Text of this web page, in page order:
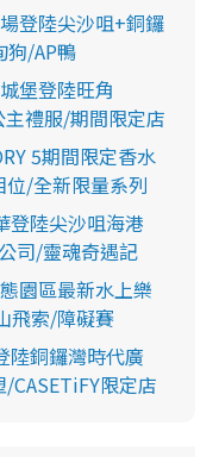
登陸尖沙咀+銅鑼
/AP鴨
堡登陸旺角
禮服/期間限定店
5期間限定香水
位/全新限量系列
登陸尖沙咀海港
司/靈魂奇遇記
園區最新水上樂
飛索/障礙賽
陸銅鑼灣時代廣
限定店